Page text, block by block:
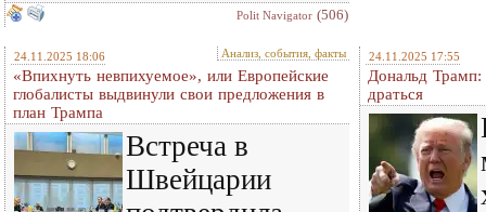
Polit Navigator (506)
24.11.2025 18:06 Анализ, события, факты
«Впихнуть невпихуемое», или Европейские
глобалисты выдвинули свои предложения в
план Трампа
Встреча в
Швейцарии
24.11.2025 17:55
Дональд Трамп:
драться